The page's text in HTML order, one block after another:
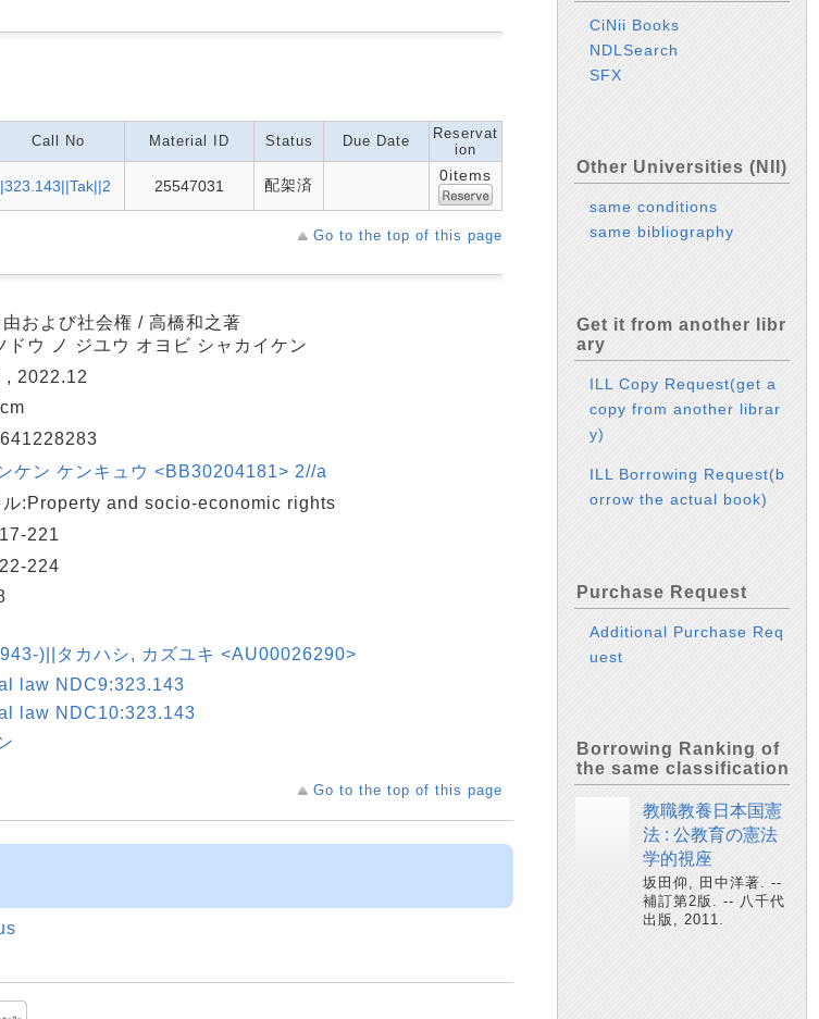
Call No Material ID Status Due Date
Reservat
ion
25547031 配架済
0items
Go to the top of this page
および社会権 / 高橋和之著
ドウ ノ ジユウ オヨビ シャカイケン
, 2022.12
ケン ケンキュウ <BB30204181> 2//a
ル:Property and socio-economic rights
221
224
)||タカハシ, カズユキ <AU00026290>
law NDC9:323.143
law NDC10:323.143
Go to the top of this page
CiNii Books
NDLSearch
SFX
Other Universities (NII)
same conditions
same bibliography
Get it from another libr
ary
ILL Copy Request(get a
copy from another librar
y)
ILL Borrowing Request(b
orrow the actual book)
Purchase Request
Additional Purchase Req
uest
Borrowing Ranking of
the same classification
教職教養日本国憲
法 : 公教育の憲法
学的視座
坂田仰, 田中洋著. --
補訂第2版. -- 八千代
出版, 2011.